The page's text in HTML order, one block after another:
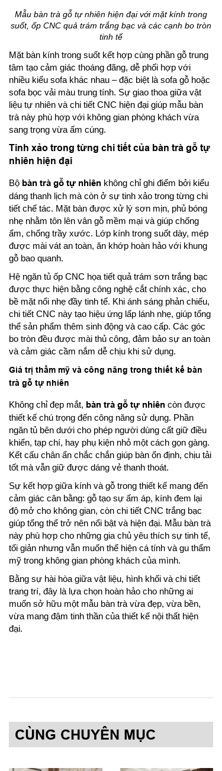
Mẫu bàn trà gỗ tự nhiên hiện đại với mặt kính trong
suốt, ốp CNC quả trám trắng bạc và các cạnh bo tròn
tinh tế
Mặt bàn kính trong suốt kết hợp cùng phần gỗ trung
tâm tạo cảm giác thoáng đãng, dễ phối hợp với
nhiều kiểu sofa khác nhau – đặc biệt là sofa gỗ hoặc
sofa bọc vải màu trung tính. Sự giao thoa giữa vật
liệu tự nhiên và chi tiết CNC hiện đại giúp mẫu bàn
trà này phù hợp với không gian phòng khách vừa
sang trọng vừa ấm cúng.
Tinh xảo trong từng chi tiết của bàn trà gỗ tự
nhiên hiện đại
Bộ bàn trà gỗ tự nhiên không chỉ ghi điểm bởi kiểu
dáng thanh lịch mà còn ở sự tinh xảo trong từng chi
tiết chế tác. Mặt bàn được xử lý sơn mịn, phủ bóng
nhẹ nhằm tôn lên vân gỗ mềm mại và giúp chống
ẩm, chống trầy xước. Lớp kính trong suốt dày, mép
được mài vát an toàn, ăn khớp hoàn hảo với khung
gỗ bao quanh.
Hệ ngăn tủ ốp CNC họa tiết quả trám sơn trắng bạc
được thực hiện bằng công nghệ cắt chính xác, cho
bề mặt nổi nhẹ đầy tinh tế. Khi ánh sáng phản chiếu,
chi tiết CNC này tạo hiệu ứng lấp lánh nhẹ, giúp tổng
thể sản phẩm thêm sinh động và cao cấp. Các góc
bo tròn đều được mài thủ công, đảm bảo sự an toàn
và cảm giác cầm nắm dễ chịu khi sử dụng.
Giá trị thẩm mỹ và công năng trong thiết kế bàn
trà gỗ tự nhiên
Không chỉ đẹp mắt, bàn trà gỗ tự nhiên còn được
thiết kế chú trọng đến công năng sử dụng. Phần
ngăn tủ bên dưới cho phép người dùng cất giữ điều
khiển, tạp chí, hay phụ kiện nhỏ một cách gọn gàng.
Kết cấu chân ẩn chắc chắn giúp bàn ổn định, chịu tải
tốt mà vẫn giữ được dáng vẻ thanh thoát.
Sự kết hợp giữa kính và gỗ trong thiết kế mang đến
cảm giác cân bằng: gỗ tạo sự ấm áp, kính đem lại
độ mở cho không gian, còn chi tiết CNC trắng bạc
giúp tổng thể trở nên nổi bật và hiện đại. Mẫu bàn trà
này phù hợp cho những gia chủ yêu thích sự tinh tế,
tối giản nhưng vẫn muốn thể hiện cá tính và gu thẩm
mỹ trong không gian phòng khách của mình.
Bằng sự hài hòa giữa vật liệu, hình khối và chi tiết
trang trí, đây là lựa chọn hoàn hảo cho những ai
muốn sở hữu một mẫu bàn trà vừa đẹp, vừa bền,
vừa mang đậm tinh thần của thiết kế nội thất hiện
đại.
CÙNG CHUYÊN MỤC